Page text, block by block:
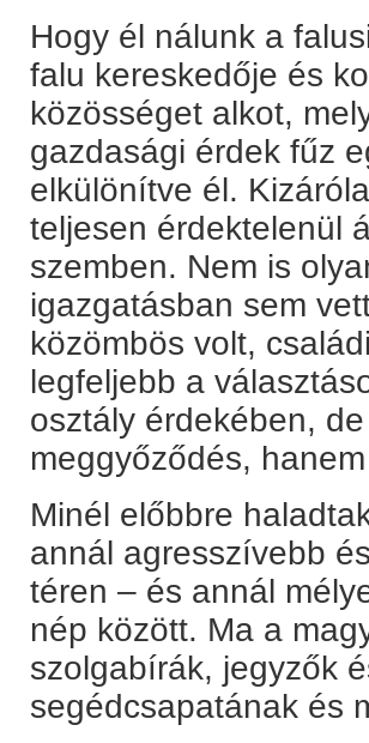
Hogy él nálunk a
falu kereskedője és
közösséget alkot,
gazdasági érdek fűz
elkülönítve él.
teljesen érdektelenül
szemben. Nem is
igazgatásban sem
közömbös volt,
legfeljebb a
osztály érdekében,
meggyőződés,
Minél előbbre
annál agresszívebb
téren – és annál
nép között. Ma a
szolgabírák, jegyzők
segédcsapatának és